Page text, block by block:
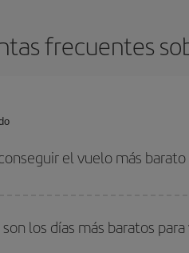
frecuentes
el vuelo más
las fechas y horarios de ida y vuelta.
son los días más baratos